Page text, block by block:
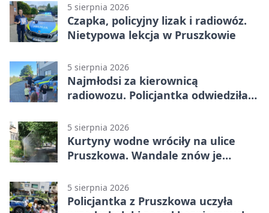
5 sierpnia 2026
Czapka, policyjny lizak i radiowóz.
Nietypowa lekcja w Pruszkowie
5 sierpnia 2026
Najmłodsi za kierownicą
radiowozu. Policjantka odwiedziła
5 sierpnia 2026
Kurtyny wodne wróciły na ulice
Pruszkowa. Wandale znów je
5 sierpnia 2026
Policjantka z Pruszkowa uczyła